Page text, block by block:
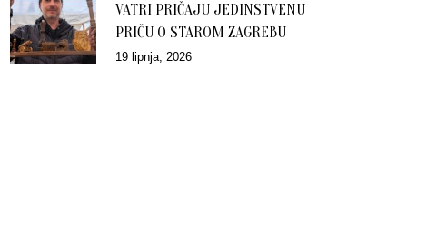
VATRI PRIČAJU JEDINSTVENU
PRIČU O STAROM ZAGREBU
19 lipnja, 2026